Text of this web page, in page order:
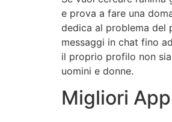
e prova a fare una
dedica al problema del
messaggi in chat fino
il proprio profilo non
uomini e donne.
Migliori